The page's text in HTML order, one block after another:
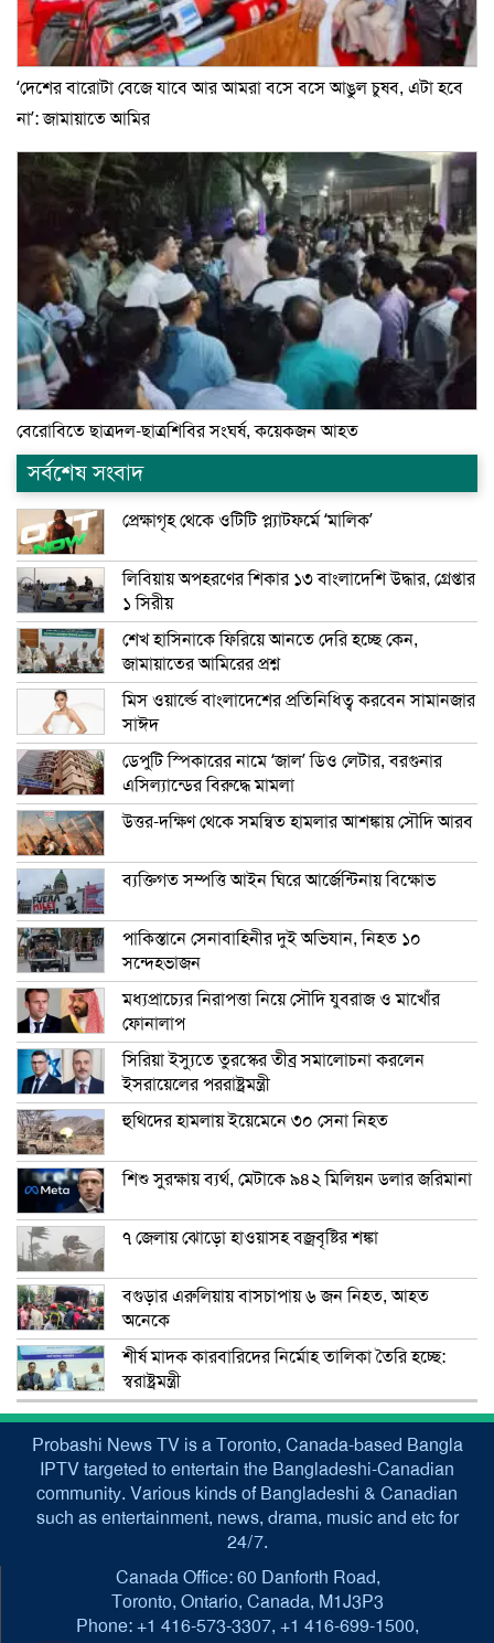
‘দেশের বারোটা বেজে যাবে আর আমরা বসে বসে আঙুল চুষব, এটা হবে
না’: জামায়াতে আমির
বেরোবিতে ছাত্রদল-ছাত্রশিবির সংঘর্ষ, কয়েকজন আহত
সর্বশেষ সংবাদ
প্রেক্ষাগৃহ থেকে ওটিটি প্ল্যাটফর্মে ‘মালিক’
লিবিয়ায় অপহরণের শিকার ১৩ বাংলাদেশি উদ্ধার, গ্রেপ্তার
১ সিরীয়
শেখ হাসিনাকে ফিরিয়ে আনতে দেরি হচ্ছে কেন,
জামায়াতের আমিরের প্রশ্ন
মিস ওয়ার্ল্ডে বাংলাদেশের প্রতিনিধিত্ব করবেন সামানজার
সাঈদ
ডেপুটি স্পিকারের নামে ‘জাল’ ডিও লেটার, বরগুনার
এসিল্যান্ডের বিরুদ্ধে মামলা
উত্তর-দক্ষিণ থেকে সমন্বিত হামলার আশঙ্কায় সৌদি আরব
ব্যক্তিগত সম্পত্তি আইন ঘিরে আর্জেন্টিনায় বিক্ষোভ
পাকিস্তানে সেনাবাহিনীর দুই অভিযান, নিহত ১০
সন্দেহভাজন
মধ্যপ্রাচ্যের নিরাপত্তা নিয়ে সৌদি যুবরাজ ও মাখোঁর
ফোনালাপ
সিরিয়া ইস্যুতে তুরস্কের তীব্র সমালোচনা করলেন
ইসরায়েলের পররাষ্ট্রমন্ত্রী
হুথিদের হামলায় ইয়েমেনে ৩০ সেনা নিহত
শিশু সুরক্ষায় ব্যর্থ, মেটাকে ৯৪২ মিলিয়ন ডলার জরিমানা
৭ জেলায় ঝোড়ো হাওয়াসহ বজ্রবৃষ্টির শঙ্কা
বগুড়ার এরুলিয়ায় বাসচাপায় ৬ জন নিহত, আহত
অনেকে
শীর্ষ মাদক কারবারিদের নির্মোহ তালিকা তৈরি হচ্ছে:
স্বরাষ্ট্রমন্ত্রী
Probashi News TV is a Toronto, Canada-based Bangla
IPTV targeted to entertain the Bangladeshi-Canadian
community. Various kinds of Bangladeshi & Canadian
such as entertainment, news, drama, music and etc for
24/7.
Canada Office: 60 Danforth Road,
Toronto, Ontario, Canada, M1J3P3
Phone: +1 416-573-3307, +1 416-699-1500,